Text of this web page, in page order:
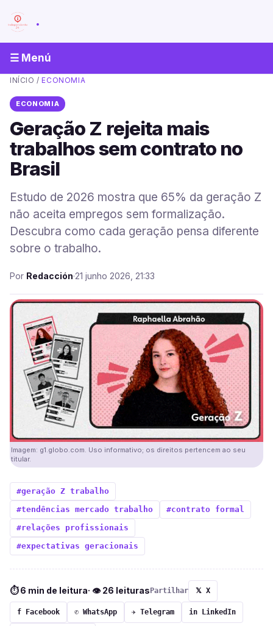
.
☰ Menú
INÍCIO /ECONOMIA
ECONOMIA
Geração Z rejeita mais
trabalhos sem contrato no
Brasil
Estudo de 2026 mostra que 65% da geração Z
não aceita empregos sem formalização.
Descubra como cada geração pensa diferente
sobre o trabalho.
Por Redacción·21 junho 2026, 21:33
Imagem: g1.globo.com. Uso informativo; os direitos pertencem ao seu
titular.
#geração Z trabalho
#tendências mercado trabalho
#contrato formal
#relações profissionais
#expectativas geracionais
⏱ 6 min de leitura· 👁 26 leiturasPartilhar 𝕏 X
f Facebook ✆ WhatsApp ✈ Telegram in LinkedIn